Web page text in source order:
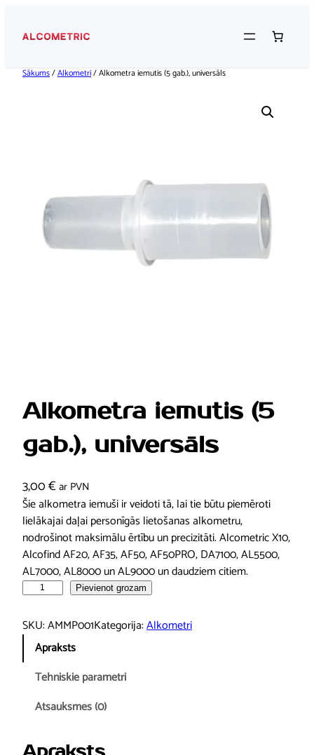
Sākums/Alkometri/ Alkometra iemutis (5 gab.), universāls
Alkometra iemutis (5
gab.), universāls
3,00€ar PVN
Šie alkometra iemuši ir veidoti tā, lai tie būtu piemēroti
lielākajai daļai personīgās lietošanas alkometru,
nodrošinot maksimālu ērtību un precizitāti. Alcometric X10,
Alcofind AF20, AF35, AF50, AF50PRO, DA7100, AL5500,
AL7000, AL8000 un AL9000 un daudziem citiem.
A
k
o
Pievienot grozam
SKU:AMMP001Kategorija:Alkometri
Apraksts
Tehniskie parametri
Atsauksmes (0)